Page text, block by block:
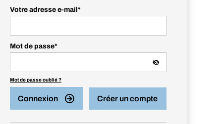
Votre adresse e-mail *
Mot de passe*
Mot de passe oublié ?
Connexion Créer un compte